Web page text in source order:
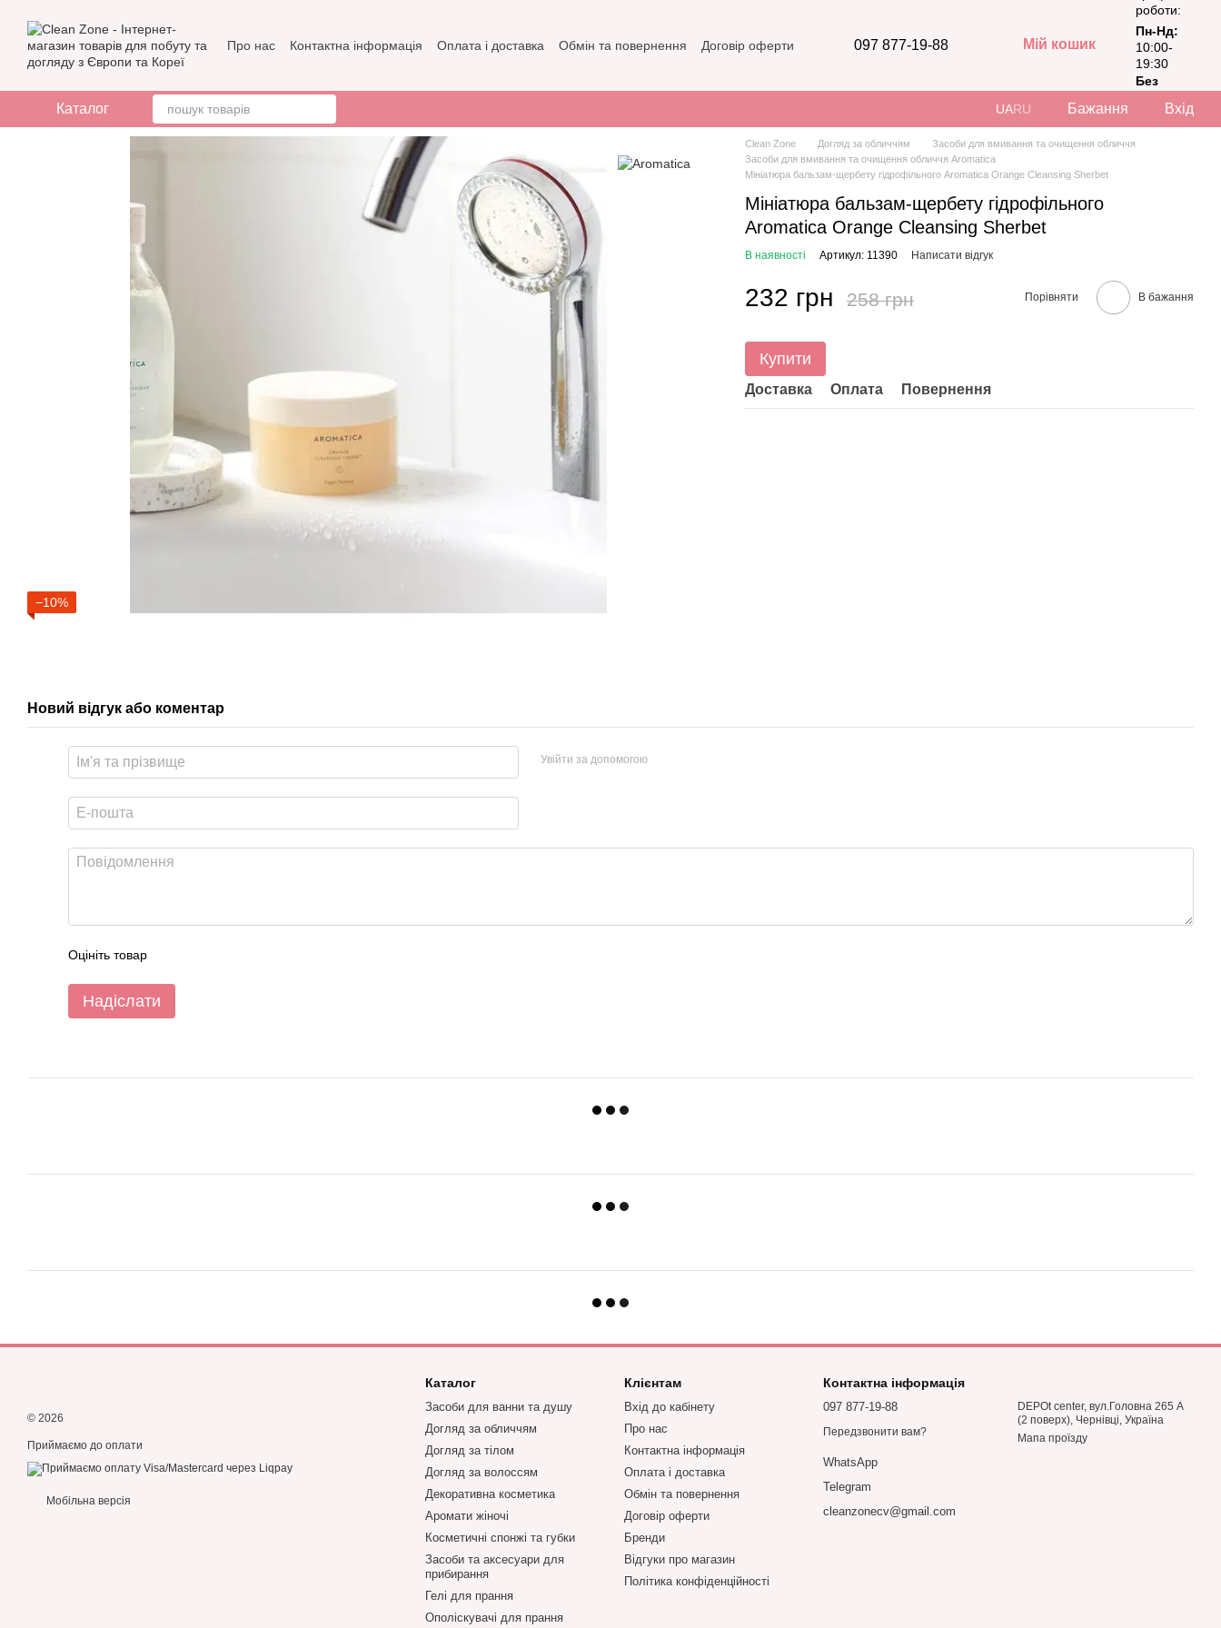
Про нас Контактна інформація Оплата і доставка Обмін та повернення
Договір оферти
097 877-19-88 Мій кошик
роботи:
Пн-Нд:
10:00-
19:30
Без
Каталог UARU Бажання Вхід
−10%
Clean Zone Догляд за обличчям
Засоби для вмивання та очищення обличчя
Засоби для вмивання та очищення обличчя Aromatica
Мініатюра бальзам-щербету гідрофільного Aromatica Orange Cleansing Sherbet
Мініатюра бальзам-щербету гідрофільного
Aromatica Orange Cleansing Sherbet
В наявності Артикул: 11390 Написати відгук
232 грн 258 грн Порівняти В бажання
Купити
Доставка Оплата Повернення
Новий відгук або коментар
Увійти за допомогою
Оцініть товар
Надіслати
© 2026
Приймаємо до оплати
Мобільна версія
Каталог
Засоби для ванни та душу
Догляд за обличчям
Догляд за тілом
Догляд за волоссям
Декоративна косметика
Аромати жіночі
Косметичні спонжі та губки
Засоби та аксесуари для
прибирання
Гелі для прання
Ополіскувачі для прання
Клієнтам
Вхід до кабінету
Про нас
Контактна інформація
Оплата і доставка
Обмін та повернення
Договір оферти
Бренди
Відгуки про магазин
Політика конфіденційності
Контактна інформація
097 877-19-88
Передзвонити вам?
WhatsApp
Telegram
cleanzonecv@gmail.com
DEPOt center, вул.Головна 265 А
(2 поверх), Чернівці, Україна
Мапа проїзду